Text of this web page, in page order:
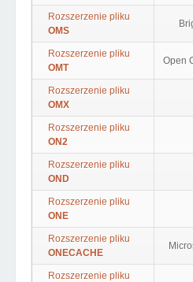
Rozszerzenie pliku
OMS
Rozszerzenie pliku
OMT
Open
Rozszerzenie pliku
OMX
Rozszerzenie pliku
ON2
Rozszerzenie pliku
OND
Rozszerzenie pliku
ONE
Rozszerzenie pliku
ONECACHE
Rozszerzenie pliku